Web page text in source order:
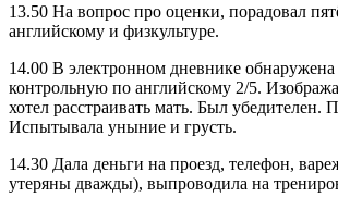
13.50 На вопрос про оценки, порадовал
английскому и физкультуре.
14.00 В электронном дневнике обнаружена
контрольную по английскому 2/5.
хотел расстраивать мать. Был убедителен.
Испытывала уныние и грусть.
14.30 Дала деньги на проезд, телефон,
утеряны дважды), выпроводила на